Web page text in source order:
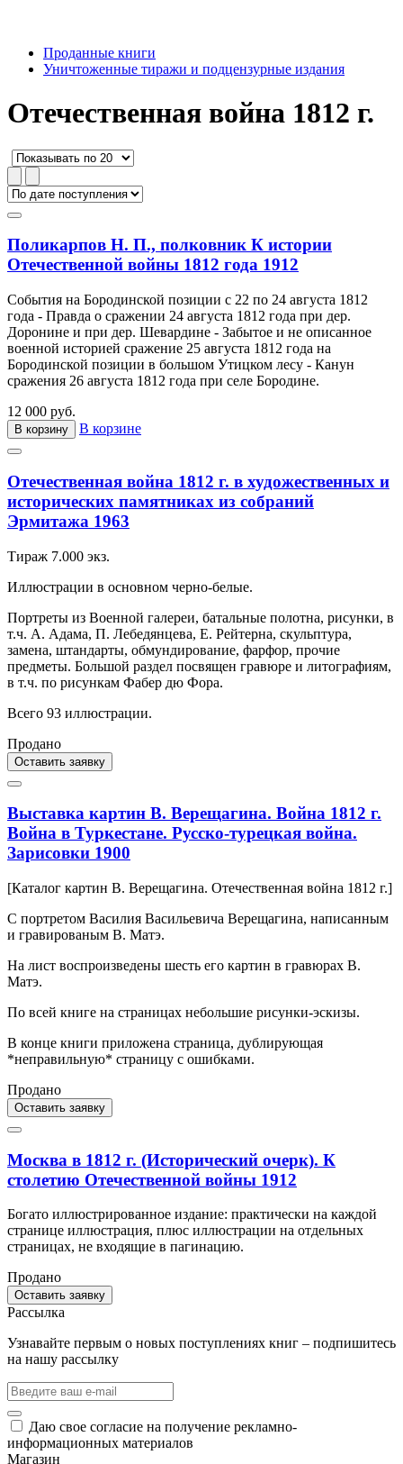
Проданные книги
Уничтоженные тиражи и подцензурные издания
Отечественная война 1812 г.
Поликарпов Н. П., полковник К истории
Отечественной войны 1812 года 1912
События на Бородинской позиции с 22 по 24 августа 1812
года - Правда о сражении 24 августа 1812 года при дер.
Доронине и при дер. Шевардине - Забытое и не описанное
военной историей сражение 25 августа 1812 года на
Бородинской позиции в большом Утицком лесу - Канун
сражения 26 августа 1812 года при селе Бородине.
12 000 руб.
В корзину В корзине
Отечественная война 1812 г. в художественных и
исторических памятниках из собраний
Эрмитажа 1963
Тираж 7.000 экз.
Иллюстрации в основном черно-белые.
Портреты из Военной галереи, батальные полотна, рисунки, в
т.ч. А. Адама, П. Лебедянцева, Е. Рейтерна, скульптура,
замена, штандарты, обмундирование, фарфор, прочие
предметы. Большой раздел посвящен гравюре и литографиям,
в т.ч. по рисункам Фабер дю Фора.
Всего 93 иллюстрации.
Продано
Оставить заявку
Выставка картин В. Верещагина. Война 1812 г.
Война в Туркестане. Русско-турецкая война.
Зарисовки 1900
[Каталог картин В. Верещагина. Отечественная война 1812 г.]
С портретом Василия Васильевича Верещагина, написанным
и гравированым В. Матэ.
На лист воспроизведены шесть его картин в гравюрах В.
Матэ.
По всей книге на страницах небольшие рисунки-эскизы.
В конце книги приложена страница, дублирующая
*неправильную* страницу с ошибками.
Продано
Оставить заявку
Москва в 1812 г. (Исторический очерк). К
столетию Отечественной войны 1912
Богато иллюстрированное издание: практически на каждой
странице иллюстрация, плюс иллюстрации на отдельных
страницах, не входящие в пагинацию.
Продано
Оставить заявку
Рассылка
Узнавайте первым о новых поступлениях книг – подпишитесь
на нашу рассылку
Даю свое согласие на получение рекламно-
информационных материалов
Магазин